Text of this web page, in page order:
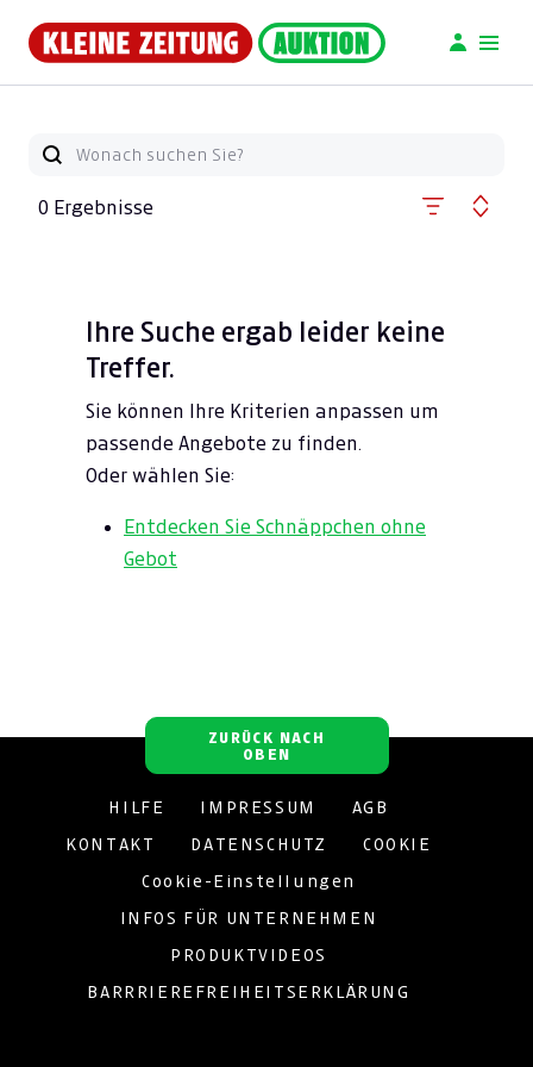
0 Ergebnisse
Ihre Suche ergab leider keine
Treffer.
Sie können Ihre Kriterien anpassen um
passende Angebote zu finden.
Oder wählen Sie:
Entdecken Sie Schnäppchen ohne
Gebot
ZURÜCK NACH
OBEN
HILFE IMPRESSUM AGB
KONTAKT DATENSCHUTZ COOKIE
Cookie-Einstellungen
INFOS FÜR UNTERNEHMEN
PRODUKTVIDEOS
BARRRIEREFREIHEITSERKLÄRUNG